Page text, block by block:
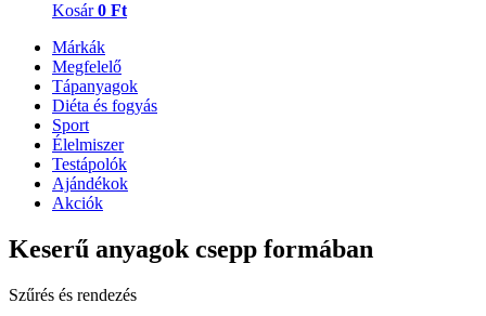
Kosár 0 Ft
Márkák
Megfelelő
Tápanyagok
Diéta és fogyás
Sport
Élelmiszer
Testápolók
Ajándékok
Akciók
Keserű anyagok csepp formában
Szűrés és rendezés